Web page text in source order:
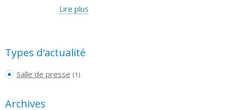
Lire plus
Types d'actualité
Salle de presse (1)
Archives